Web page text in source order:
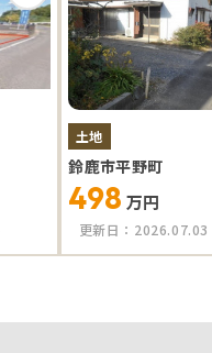
土地
鈴鹿市平野町
498 万円
更新日： 2026.07.03